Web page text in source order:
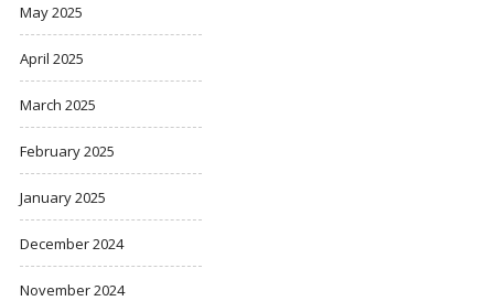
May 2025
April 2025
March 2025
February 2025
January 2025
December 2024
November 2024